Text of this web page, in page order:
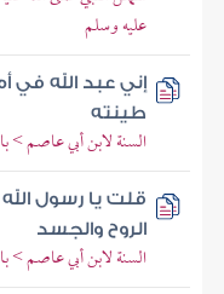
عليه وسلم
إني عبد الله في
طينته
السنة لابن أبي عاصم >
قلت يا رسول
الروح والجسد
السنة لابن أبي عاصم >